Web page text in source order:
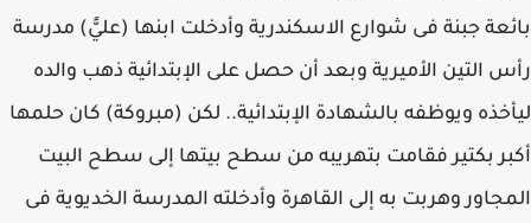
بائعة جبنة فى شوارع الاسكندرية وأدخلت ابنها (عليًّ) مدرسة
رأس التين الأميرية وبعد أن حصل على الإبتدائية ذهب والده
ليأخذه ويوظفه بالشهادة الإبتدائية.. لكن (مبروكة) كان حلمها
أكبر بكتير فقامت بتهريبه من سطح بيتها إلى سطح البيت
المجاور وهربت به إلى القاهرة وأدخلته المدرسة الخديوية فى